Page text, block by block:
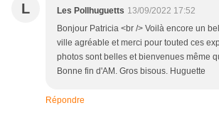
L Les Pollhuguetts 13/09/2022 17:52
Bonjour Patricia <br /> Voilà encore un
ville agréable et merci pour touted ces
photos sont belles et bienvenues même
Bonne fin d'AM. Gros bisous. Huguette
Répondre